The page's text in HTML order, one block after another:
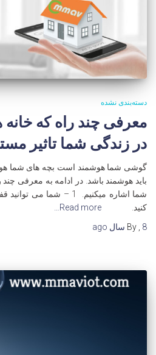
دسته‌بندی نشده
معرفی چند راه که خانه
در زندگی شما تاثیر
گوشی شما هوشمند است بچه های شما
باید هوشمند باشد. در ادامه به معرفی
شما اشاره میکنیم. 1 –
کنید.
Read more…
By , 8 سال